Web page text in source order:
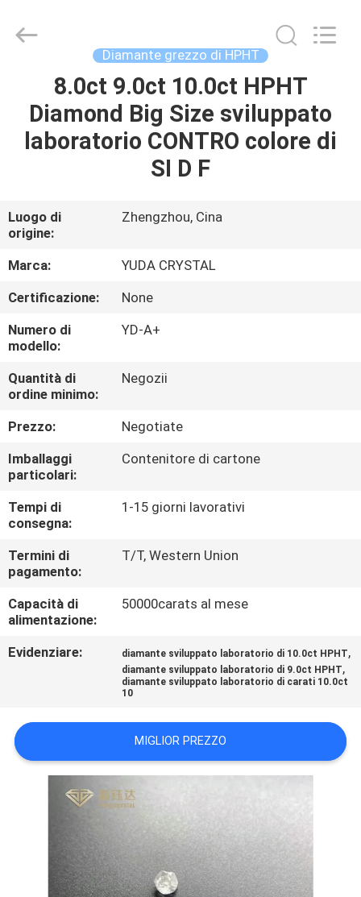
CASA
PRODOTTI
NOI
GIRO
DELLA
FABBRICA
CONTROLLO
DI
QUALITÀ
CONTATTICI
NOTIZIE
CASI
DEL
PRIVACY
POLICY
Crystal
Co.,Ltd.
Diamante grezzo di HPHT
8.0ct 9.0ct 10.0ct HPHT
Diamond Big Size sviluppato
laboratorio CONTRO colore di
SI D F
Luogo di
origine:
Zhengzhou, Cina
Marca:
YUDA CRYSTAL
Certificazione:
None
Numero di
modello:
YD-A+
Quantità di
ordine minimo:
Negozii
Prezzo:
Negotiate
Imballaggi
particolari:
Contenitore di cartone
Tempi di
consegna:
1-15 giorni lavorativi
Termini di
pagamento:
T/T, Western Union
Capacità di
alimentazione:
50000carats al mese
Evidenziare: diamante sviluppato laboratorio di 10.0ct HPHT,
diamante sviluppato laboratorio di 9.0ct HPHT,
diamante sviluppato laboratorio di carati 10.0ct
10
MIGLIOR PREZZO